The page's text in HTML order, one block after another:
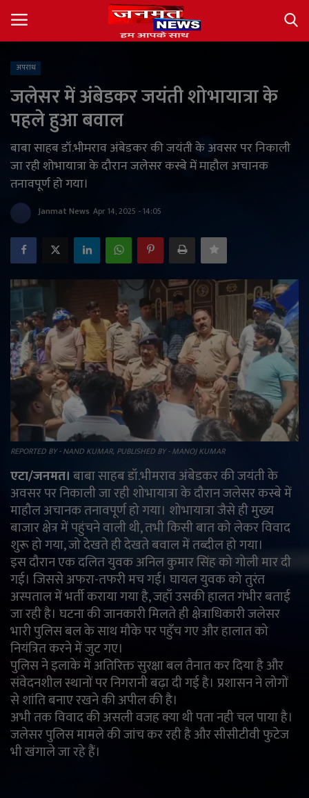
About
Contact
देश
अंतर्राष्ट्रीय
राज्य
राजनीति
मनोरंजन
अपराध
ज्योतिष
वीडियो
व्यापार
टेक्नोलॉजी
ई-पेपर
Language
English Arabic
अपराध
जलेसर में अंबेडकर जयंती शोभायात्रा के
पहले हुआ बवाल
बाबा साहब डॉ.भीमराव अंबेडकर की जयंती के अवसर पर निकाली
जा रही शोभायात्रा के दौरान जलेसर कस्बे में माहौल अचानक
तनावपूर्ण हो गया।
Janmat News Apr 14, 2025 - 14:05
REPORTED BY - NAND KUMAR, PUBLISHED BY - MANOJ KUMAR
एटा/जनमत।बाबा साहब डॉ.भीमराव अंबेडकर की जयंती के
अवसर पर निकाली जा रही शोभायात्रा के दौरान जलेसर कस्बे में
माहौल अचानक तनावपूर्ण हो गया। शोभायात्रा जैसे ही मुख्य
बाजार क्षेत्र में पहुंचने वाली थी, तभी किसी बात को लेकर विवाद
शुरू हो गया, जो देखते ही देखते बवाल में तब्दील हो गया।
इस दौरान एक दलित युवक अनिल कुमार सिंह को गोली मार दी
गई। जिससे अफरा-तफरी मच गई। घायल युवक को तुरंत
अस्पताल में भर्ती कराया गया है, जहाँ उसकी हालत गंभीर बताई
जा रही है। घटना की जानकारी मिलते ही क्षेत्राधिकारी जलेसर
भारी पुलिस बल के साथ मौके पर पहुँच गए और हालात को
नियंत्रित करने में जुट गए।
पुलिस ने इलाके में अतिरिक्त सुरक्षा बल तैनात कर दिया है और
संवेदनशील स्थानों पर निगरानी बढ़ा दी गई है। प्रशासन ने लोगों
से शांति बनाए रखने की अपील की है।
अभी तक विवाद की असली वजह क्या थी पता नही चल पाया है।
जलेसर पुलिस मामले की जांच कर रही है और सीसीटीवी फुटेज
भी खंगाले जा रहे हैं।